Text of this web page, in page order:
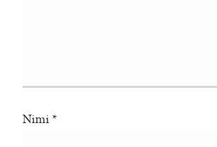
Nimi *